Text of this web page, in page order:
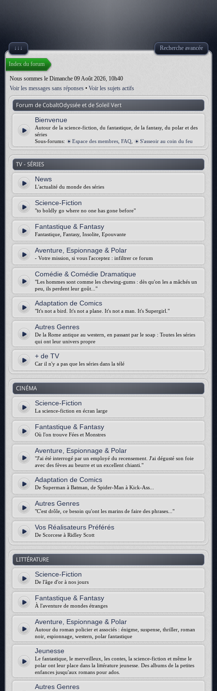
↓↓↓ Recherche avancée
Index du forum
Nous sommes le Dimanche 09 Août 2026, 10h40
Voir les messages sans réponses • Voir les sujets actifs
Forum de CobaltOdyssée et de Soleil Vert
Bienvenue
Autour de la science-fiction, du fantastique, de la fantasy, du polar et des
séries
Sous-forums:
Espace des membres, FAQ S'asseoir au coin du feu
TV - SÉRIES
News
L'actualité du monde des séries
Science-Fiction
"to boldly go where no one has gone before"
Fantastique & Fantasy
Fantastique, Fantasy, Insolite, Epouvante
Aventure, Espionnage & Polar
- Votre mission, si vous l'acceptez : infiltrer ce forum
Comédie & Comédie Dramatique
"Les hommes sont comme les chewing-gums : dès qu'on les a mâchés un
peu, ils perdent leur goût..."
Adaptation de Comics
"It's not a bird. It's not a plane. It's not a man. It's Supergirl."
Autres Genres
De la Rome antique au western, en passant par le soap : Toutes les séries
qui ont leur univers propre
+ de TV
Car il n'y a pas que les séries dans la télé
CINÉMA
Science-Fiction
La science-fiction en écran large
Fantastique & Fantasy
Où l'on trouve Fées et Monstres
Aventure, Espionnage & Polar
"J'ai été interrogé par un employé du recensement. J'ai dégusté son foie
avec des fèves au beurre et un excellent chianti."
Adaptation de Comics
De Superman à Batman, de Spider-Man à Kick-Ass...
Autres Genres
"C'est drôle, ce besoin qu'ont les marins de faire des phrases..."
Vos Réalisateurs Préférés
De Scorcese à Ridley Scott
LITTÉRATURE
Science-Fiction
De l'âge d'or à nos jours
Fantastique & Fantasy
À l'aventure de mondes étranges
Aventure, Espionnage & Polar
Autour du roman policier et associés : énigme, suspense, thriller, roman
noir, espionnage, western, polar fantastique
Jeunesse
Le fantastique, le merveilleux, les contes, la science-fiction et même le
polar ont leur place dans la littérature jeunesse. Des albums de la petites
enfances jusqu'aux romans pour ados.
Autres Genres